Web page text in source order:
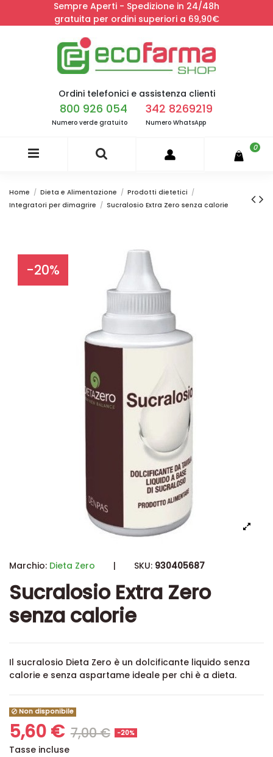
Sempre Aperti - Spedizione in 24/48h
gratuita per ordini superiori a 69,90€
Ordini telefonici e assistenza clienti
800 926 054
Numero verde gratuito
342 8269219
Numero WhatsApp
0
Home Dieta e Alimentazione
Prodotti dietetici
Integratori per dimagrire
Sucralosio Extra Zero senza calorie
-20%
Marchio: Dieta Zero | SKU: 930405687
Sucralosio Extra Zero
senza calorie
Il sucralosio Dieta Zero è un dolcificante liquido senza
calorie e senza aspartame ideale per chi è a dieta.
Non disponibile
5,60 € 7,00 € -20%
Tasse incluse